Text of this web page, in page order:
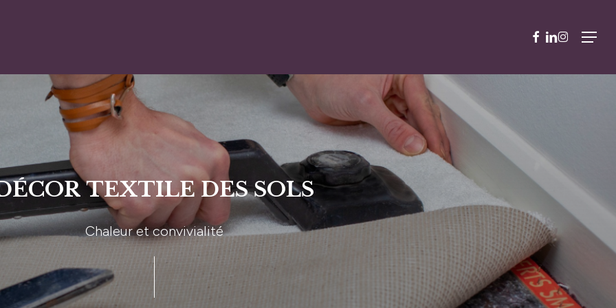
Menu
facebook
linkedin
instagram
TEXTILE DES SOLS
Chaleur et convivialité